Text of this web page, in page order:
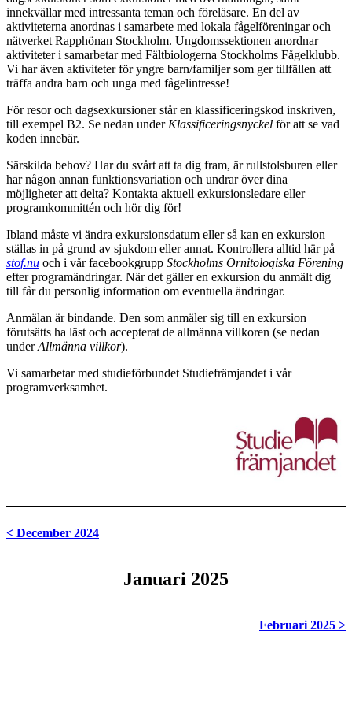
innekvällar med intressanta teman och föreläsare. En del av
aktiviteterna anordnas i samarbete med lokala fågelföreningar och
nätverket Rapphönan Stockholm. Ungdomssektionen anordnar
aktiviteter i samarbetar med Fältbiologerna Stockholms Fågelklubb.
Vi har även aktiviteter för yngre barn/familjer som ger tillfällen att
träffa andra barn och unga med fågelintresse!
För resor och dagsexkursioner står en klassificeringskod inskriven,
till exempel B2. Se nedan under Klassificeringsnyckel för att se vad
koden innebär.
Särskilda behov? Har du svårt att ta dig fram, är rullstolsburen eller
har någon annan funktionsvariation och undrar över dina
möjligheter att delta? Kontakta aktuell exkursionsledare eller
programkommittén och hör dig för!
Ibland måste vi ändra exkursionsdatum eller så kan en exkursion
ställas in på grund av sjukdom eller annat. Kontrollera alltid här på
stof.nu och i vår facebookgrupp Stockholms Ornitologiska Förening
efter programändringar. När det gäller en exkursion du anmält dig
till får du personlig information om eventuella ändringar.
Anmälan är bindande. Den som anmäler sig till en exkursion
förutsätts ha läst och accepterat de allmänna villkoren (se nedan
underAllmänna villkor).
Vi samarbetar med studieförbundet Studiefrämjandet i vår
programverksamhet.
< December 2024
Januari 2025
Februari 2025 >